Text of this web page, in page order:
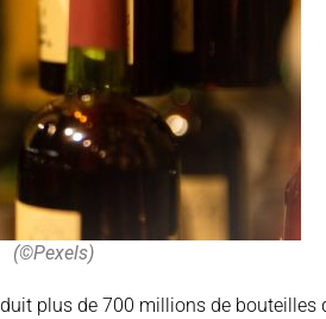
(©Pexels)
plus de 700 millions de bouteilles